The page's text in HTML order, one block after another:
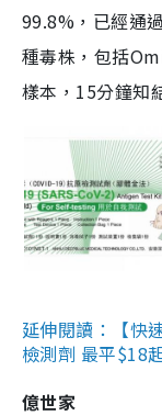
99.8%，已經通
種毒株，包括
樣本，15分鐘知
延伸閱讀：【快
檢測劑 最平$18
億世家